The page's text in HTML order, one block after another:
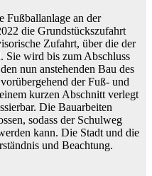
Fußballanlage an der
die Grundstückszufahrt
Zufahrt, über die der
Sie wird bis zum Abschluss
nun anstehenden Bau des
der Fuß- und
kurzen Abschnitt verlegt
Die Bauarbeiten
sodass der Schulweg
kann. Die Stadt und die
und Beachtung.